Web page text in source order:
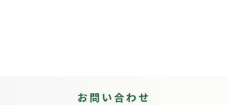
お問い合わせ